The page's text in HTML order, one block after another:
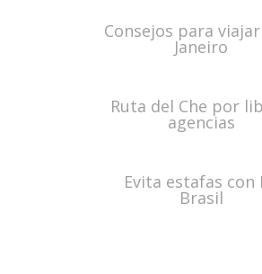
Consejos para
Janeiro
Ruta del Che por
agencias
Evita estafas con
Brasil